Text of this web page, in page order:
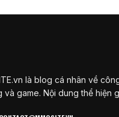
là blog cá nhân về
và game. Nội dung thể hiện